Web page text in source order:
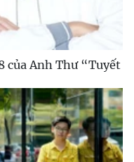
của Anh Thư “Tuyết